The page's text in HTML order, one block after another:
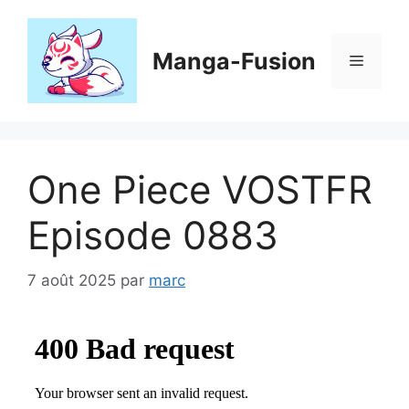
contenu
Manga-Fusion Menu
One Piece VOSTFR
Episode 0883
7 août 2025 par marc